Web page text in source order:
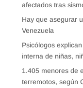
afectados tras
Hay que asegurar
Venezuela
Psicólogos
interna de niñas,
1.405 menores de
terremotos, según